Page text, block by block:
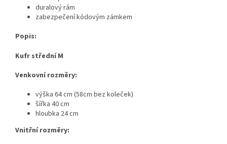
duralový rám
zabezpečení kódovým zámkem
Popis:
Kufr střední M
Venkovní rozměry:
výška 64 cm (58cm bez koleček)
šířka 40 cm
hloubka 24 cm
Vnitřní rozměry: